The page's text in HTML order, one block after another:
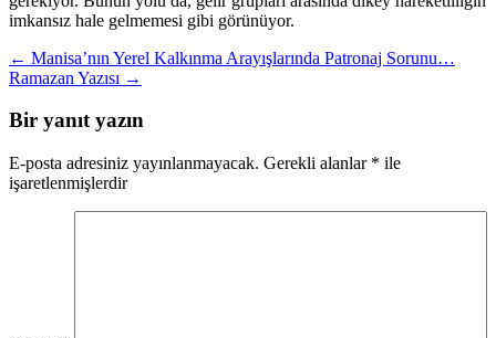
imkansız hale gelmemesi gibi görünüyor.
Yazı
dolaşımı
← Manisa’nın Yerel Kalkınma Arayışlarında Patronaj Sorunu…
Ramazan Yazısı →
Bir yanıt yazın
E-posta adresiniz yayınlanmayacak. Gerekli alanlar * ile
işaretlenmişlerdir